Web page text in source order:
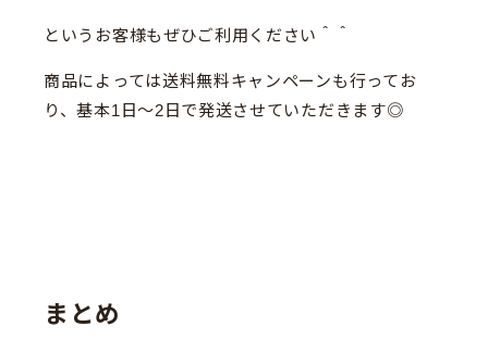
というお客様もぜひご利用ください＾＾
商品によっては送料無料キャンペーンも行ってお
り、基本1日〜2日で発送させていただきます◎
まとめ